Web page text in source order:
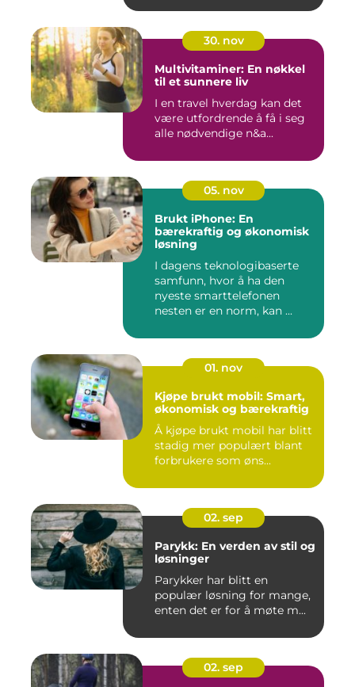
30. nov
Multivitaminer: En nøkkel
til et sunnere liv
I en travel hverdag kan det
være utfordrende å få i seg
alle nødvendige n&a...
05. nov
Brukt iPhone: En
bærekraftig og økonomisk
løsning
I dagens teknologibaserte
samfunn, hvor å ha den
nyeste smarttelefonen
nesten er en norm, kan ...
01. nov
Kjøpe brukt mobil: Smart,
økonomisk og bærekraftig
Å kjøpe brukt mobil har blitt
stadig mer populært blant
forbrukere som øns...
02. sep
Parykk: En verden av stil og
løsninger
Parykker har blitt en
populær løsning for mange,
enten det er for å møte m...
02. sep